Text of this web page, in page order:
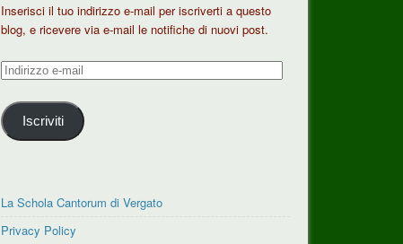
Inserisci il tuo indirizzo e-mail per iscriverti a questo
blog, e ricevere via e-mail le notifiche di nuovi post.
Indirizzo
mail
Iscriviti
La Schola Cantorum di Vergato
Privacy Policy